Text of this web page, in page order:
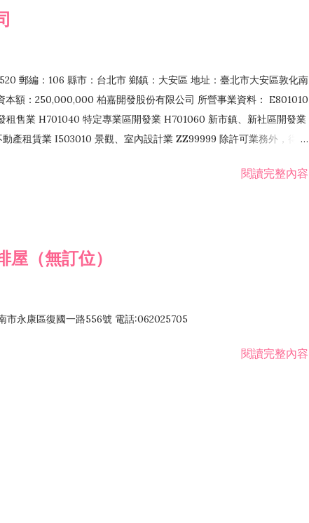
郵編：106 縣市：台北市 鄉鎮：大安區 地址：臺北市大安區敦化南
本額：250,000,000 柏嘉開發股份有限公司 所營事業資料： E801010
租售業 H701040 特定專業區開發業 H701060 新市鎮、新社區開發業
產租賃業 I503010 景觀、室內設計業 ZZ99999 除許可業務外，得經
閱讀完整內容
屋（無訂位）
市永康區復國一路556號 電話:062025705
閱讀完整內容